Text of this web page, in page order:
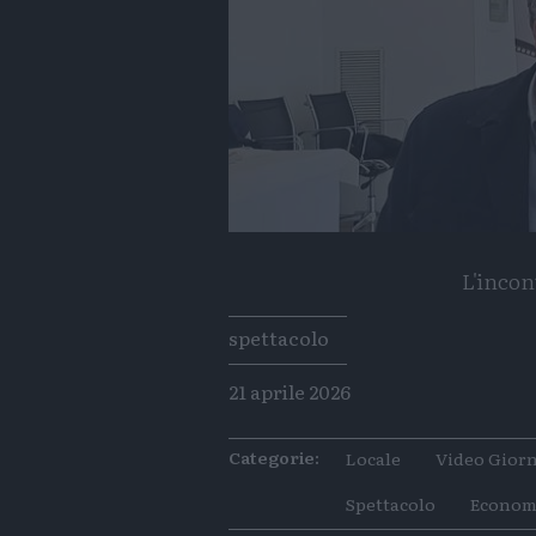
Tags
spettacolo
21 aprile 2026
Categorie: Locale Video
Spettacolo